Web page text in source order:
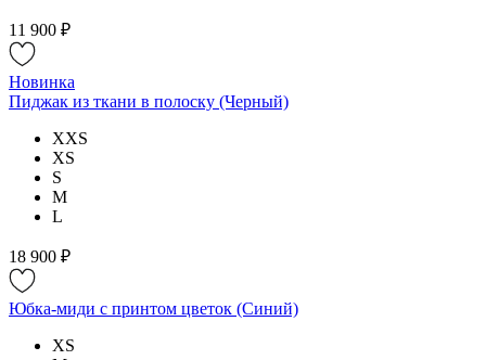
11 900 ₽
Новинка
Пиджак из ткани в полоску (Черный)
XXS
XS
S
M
L
18 900 ₽
Юбка-миди с принтом цветок (Синий)
XS